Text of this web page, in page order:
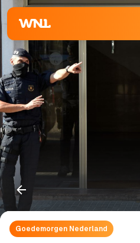
Goedemorgen Nederland